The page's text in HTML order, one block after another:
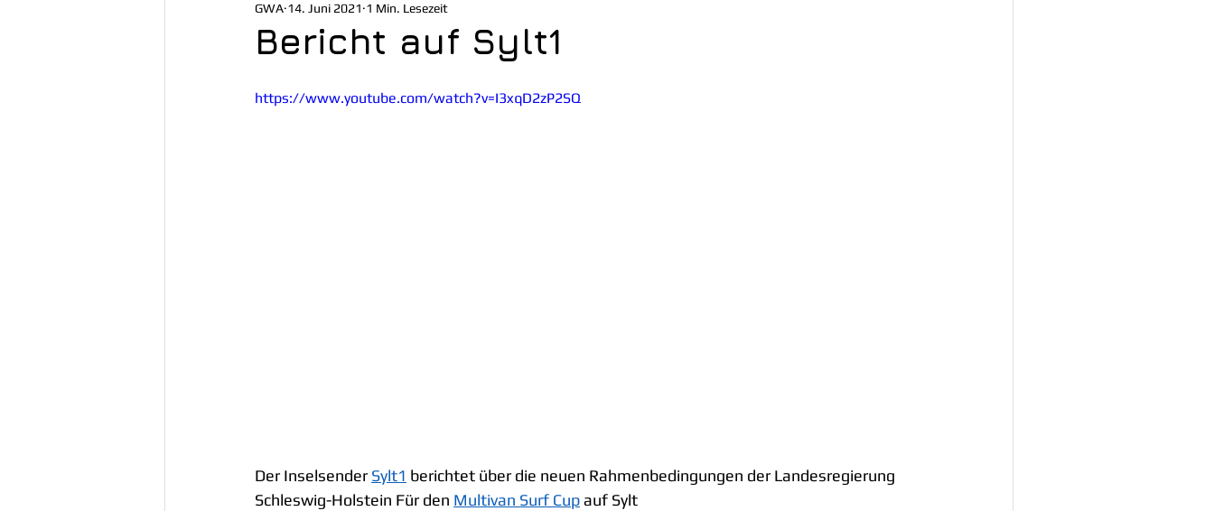
Bericht auf Sylt1
GWA 14. Juni 2021 1 Min. Lesezeit
https://www.youtube.com/watch?v=I3xqD2zP2SQ
Der Inselsender Sylt1 berichtet über die neuen Rahmenbedingungen der Landesregierung
Schleswig-Holstein Für den Multivan Surf Cup auf Sylt